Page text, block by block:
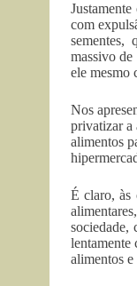
com
sementes,
massivo de
ele mesmo
Nos
privatizar a
alimentos
É claro, às
sociedade,
lentamente
alimentos e